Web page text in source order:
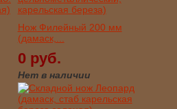
Нож Филейный 200 мм
(дамаск,...
0 руб.
Нет в наличии